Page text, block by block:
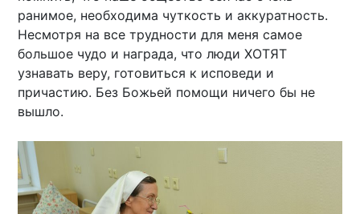
ранимое, необходима чуткость и аккуратность.
Несмотря на все трудности для меня самое
большое чудо и награда, что люди ХОТЯТ
узнавать веру, готовиться к исповеди и
причастию. Без Божьей помощи ничего бы не
вышло.